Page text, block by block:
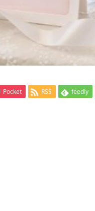
Pocket RSS feedly